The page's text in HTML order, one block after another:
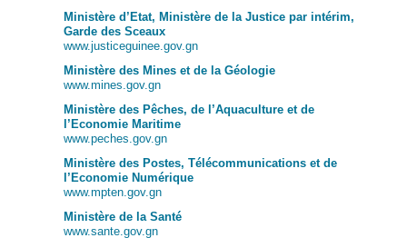
Ministère d’Etat, Ministère de la Justice par intérim,
Garde des Sceaux
www.justiceguinee.gov.gn
Ministère des Mines et de la Géologie
www.mines.gov.gn
Ministère des Pêches, de l’Aquaculture et de
l’Economie Maritime
www.peches.gov.gn
Ministère des Postes, Télécommunications et de
l’Economie Numérique
www.mpten.gov.gn
Ministère de la Santé
www.sante.gov.gn